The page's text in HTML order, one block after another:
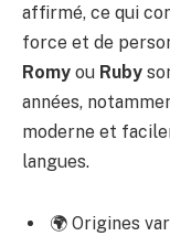
affirmé, ce qui
force et de
Romy ou Ruby
années,
moderne et
langues.
🌍 Origines